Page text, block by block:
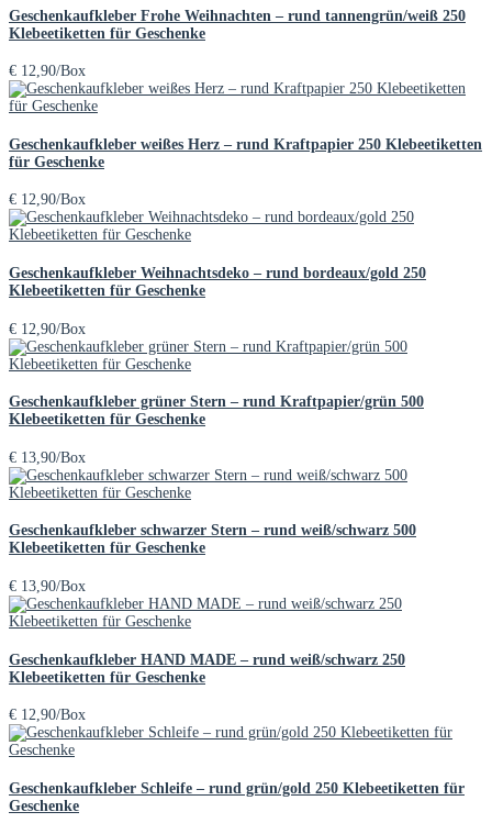
Geschenkaufkleber Frohe Weihnachten – rund tannengrün/weiß 250
Klebeetiketten für Geschenke
€ 12,90/Box
Geschenkaufkleber weißes Herz – rund Kraftpapier 250 Klebeetiketten
für Geschenke
€ 12,90/Box
Geschenkaufkleber Weihnachtsdeko – rund bordeaux/gold 250
Klebeetiketten für Geschenke
€ 12,90/Box
Geschenkaufkleber grüner Stern – rund Kraftpapier/grün 500
Klebeetiketten für Geschenke
€ 13,90/Box
Geschenkaufkleber schwarzer Stern – rund weiß/schwarz 500
Klebeetiketten für Geschenke
€ 13,90/Box
Geschenkaufkleber HAND MADE – rund weiß/schwarz 250
Klebeetiketten für Geschenke
€ 12,90/Box
Geschenkaufkleber Schleife – rund grün/gold 250 Klebeetiketten für
Geschenke